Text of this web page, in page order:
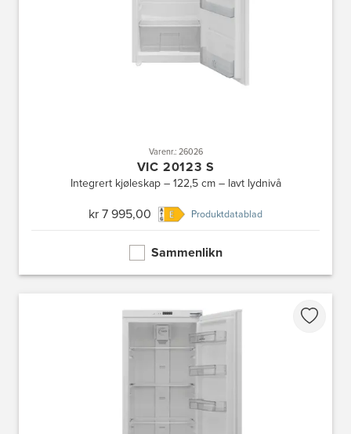
Varenr.: 26026
VIC 20123 S
Integrert kjøleskap – 122,5 cm – lavt lydnivå
kr 7 995,00 Produktdatablad
Sammenlikn